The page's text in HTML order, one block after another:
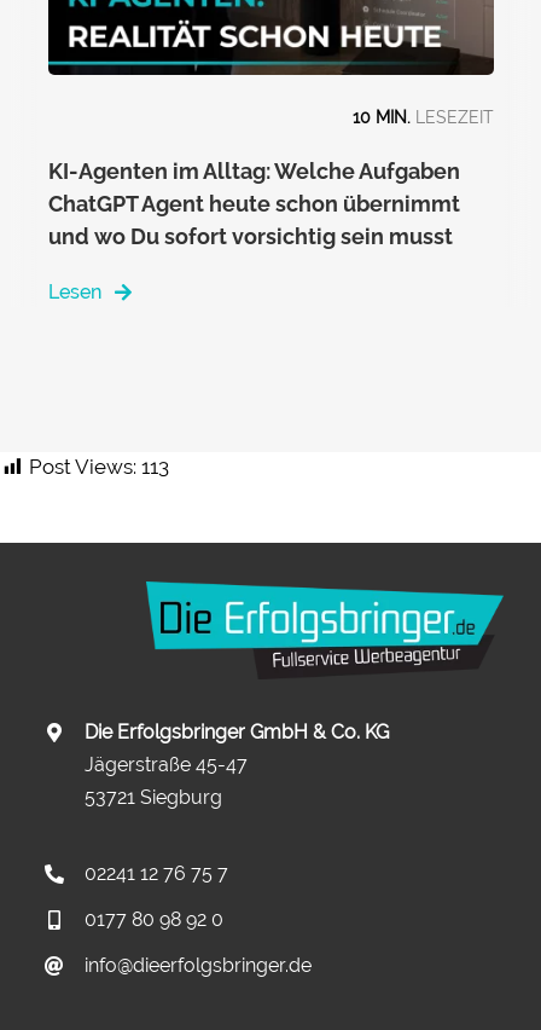
10 MIN.
KI-Agenten im Alltag: Welche Aufgaben
ChatGPT Agent heute schon übernimmt
und wo Du sofort vorsichtig sein musst
Lesen
Post Views: 113
Die Erfolgsbringer GmbH & Co. KG
Jägerstraße 45-47
53721 Siegburg
02241 12 76 75 7
0177 80 98 92 0
info@dieerfolgsbringer.de